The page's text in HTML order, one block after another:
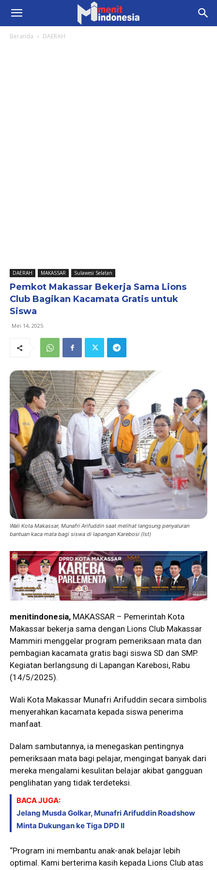
Beranda DAERAH
DAERAH MAKASSAR Sulawesi Selatan
Pemkot Makassar Bekerja Sama Lions
Club Bagikan Kacamata Gratis untuk
Siswa
Mei 14, 2025
Wali Kota Makassar, Munafri Arifuddin saat melihat langsung penyaluran
bantuan kaca mata bagi siswa di lapangan Karebosi (Ist)
menitindonesia, MAKASSAR – Pemerintah Kota
Makassar bekerja sama dengan Lions Club Makassar
Mammiri menggelar program pemeriksaan mata dan
pembagian kacamata gratis bagi siswa SD dan SMP.
Kegiatan berlangsung di Lapangan Karebosi, Rabu
(14/5/2025).
Wali Kota Makassar Munafri Arifuddin secara simbolis
menyerahkan kacamata kepada siswa penerima
manfaat.
Dalam sambutannya, ia menegaskan pentingnya
pemeriksaan mata bagi pelajar, mengingat banyak dari
mereka mengalami kesulitan belajar akibat gangguan
penglihatan yang tidak terdeteksi.
BACA JUGA:
Jelang Musda Golkar, Munafri Arifuddin Roadshow
Minta Dukungan ke Tiga DPD II
“Program ini membantu anak-anak belajar lebih
optimal. Kami berterima kasih kepada Lions Club atas